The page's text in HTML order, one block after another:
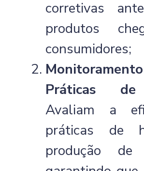
corretivas
produtos
consumidores;
Práticas de
Avaliam a
práticas de
produção de